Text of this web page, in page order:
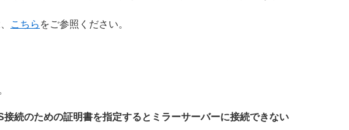
こちら をご参照ください。
続のための証明書を指定するとミラーサーバーに接続できない